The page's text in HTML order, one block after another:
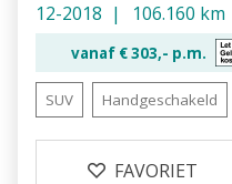
12-2018 106.160 km
vanaf €303,- p.m.
SUV Handgeschakeld
FAVORIET